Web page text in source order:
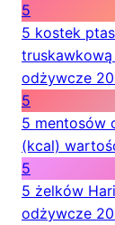
5
5 kostek
odżywcze
5
5 mentosów
(kcal)
5
5 żelków
odżywcze